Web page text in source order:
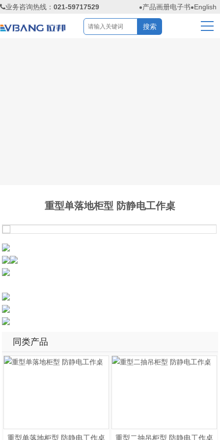
业务咨询热线： 021-59717529 产品画册电子书 English
重型单落地柜型 防静电工作桌
同类产品
重型单落地柜型 防静电工作桌 重型二抽吊柜型 防静电工作桌